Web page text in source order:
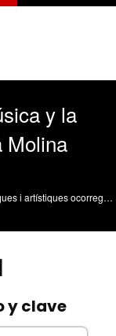
y la
Molina
Divulgació de les activitats científiques, tecnològiques i artístiques ocorregudes en els tres campus de la UPV